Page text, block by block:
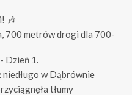
🎶
700 metrów drogi dla 700-
Dzień 1.
w Dąbrównie
tłumy